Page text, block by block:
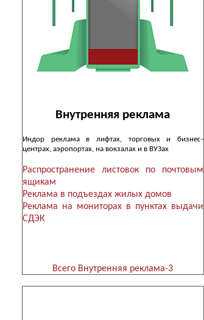
Внутренняя реклама
Индор реклама в лифтах, торговых и бизнес-
центрах, аэропортах, на вокзалах и в ВУЗах
Распространение листовок по почтовым
ящикам
Реклама в подъездах жилых домов
Реклама на мониторах в пунктах выдачи
СДЭК
Всего Внутренняя реклама-3